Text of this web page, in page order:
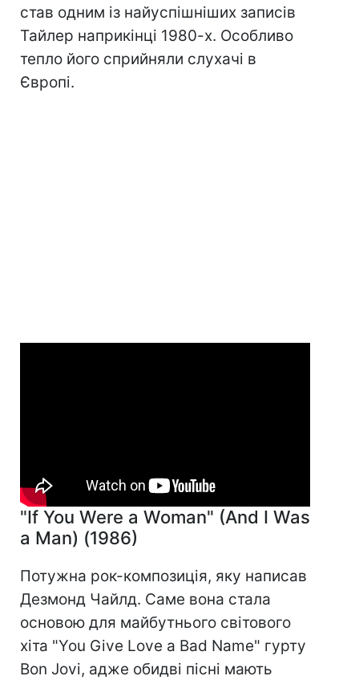
став одним із найуспішніших записів
Тайлер наприкінці 1980-х. Особливо
тепло його сприйняли слухачі в
Європі.
"If You Were a Woman" (And I Was
a Man) (1986)
Потужна рок-композиція, яку написав
Дезмонд Чайлд. Саме вона стала
основою для майбутнього світового
хіта "You Give Love a Bad Name" гурту
Bon Jovi, адже обидві пісні мають